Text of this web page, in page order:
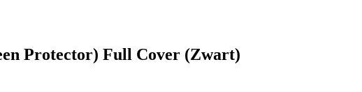
Protector) Full Cover (Zwart)